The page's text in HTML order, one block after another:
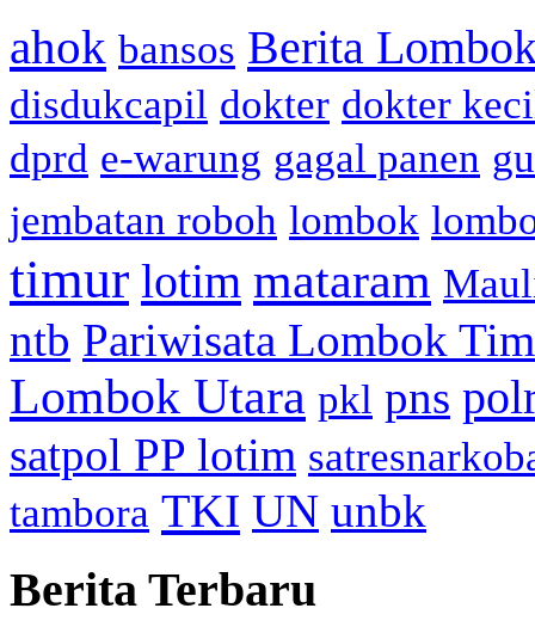
ahok bansos Berita
disdukcapil dokter dokter
dprd e-warung gagal panen
jembatan roboh lombok
timur lotim mataram
ntb Pariwisata Lombok
Lombok Utara pkl pns
satpol PP lotim
tambora TKI UN unbk
Berita Terbaru